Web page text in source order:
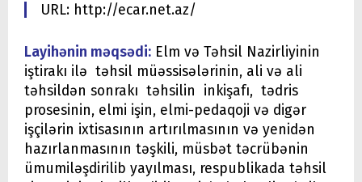
URL: http://ecar.net.az/
Layihənin məqsədi: Elm və Təhsil Nazirliyinin
iştirakı ilə təhsil müəssisələrinin, ali və ali
təhsildən sonrakı təhsilin inkişafı, tədris
prosesinin, elmi işin, elmi-pedaqoji və digər
işçilərin ixtisasının artırılmasının və yenidən
hazırlanmasının təşkili, müsbət təcrübənin
ümumiləşdirilib yayılması, respublikada təhsil